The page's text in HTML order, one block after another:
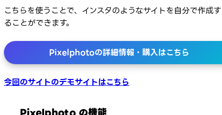
こちらを使うことで、インスタのようなサイトを自分で作成す
ることができます。
Pixelphotoの詳細情報・購入はこちら
今回のサイトのデモサイトはこちら